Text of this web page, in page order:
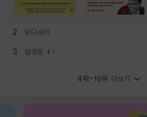
2 오디세이
3 임영웅 3
4위~10위 더보기